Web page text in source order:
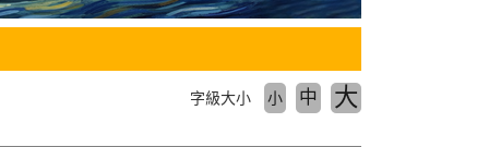
字級大小 小 中 大